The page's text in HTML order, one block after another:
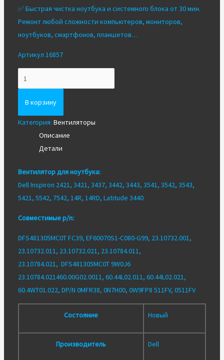
✅ Быстрая чистка ноутбука и системного блока от 30 мин.
Ремонт любой сложности компьютеров, мониторов,
ноутбуков, смартфонов, планшетов…
Артикул 16857
Вентилятор/
Кулер
для
ноутбука
В корзину
Категория: Вентиляторы
Описание
Детали
Вентилятор для ноутбука:
Dell Inspiron 2421, 3421, 3437, 3442, 3443, 3541, 3542, 3543,
5421, 5542, 7542, 14R, 14RD, Latitude 3440
Совместимые p/n:
DFS481305MC0T FC39, EF60070S1-C080-G99, 23.10732.001,
23.10732.011, 23.10732.021, 23.10784.011,
23.10784.021, DFS481305MC0T 9W0J6
23.10784.021460.00G02.0011, 60.44L02.011, 60.44L02.021,
60.4WT01.022, DP/N 0MFR38, 0N7H00, 0W9FP8 511FV, 0511FV
Состояние Новый
Производитель Dell